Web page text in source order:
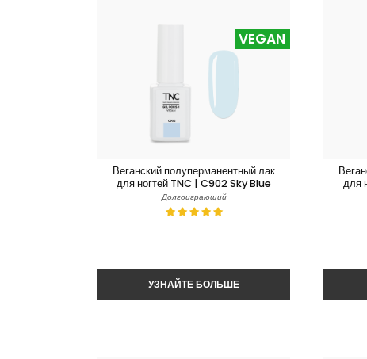
Веганский полуперманентный лак
для ногтей TNC | C902 Sky Blue
Долгоиграющий
VEGAN
для